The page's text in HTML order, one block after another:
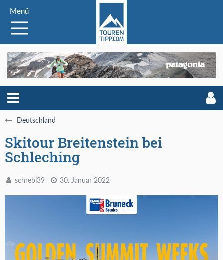
Menü
Deutschland
Skitour Breitenstein bei
Schleching
schrebi39 30. Januar 2022